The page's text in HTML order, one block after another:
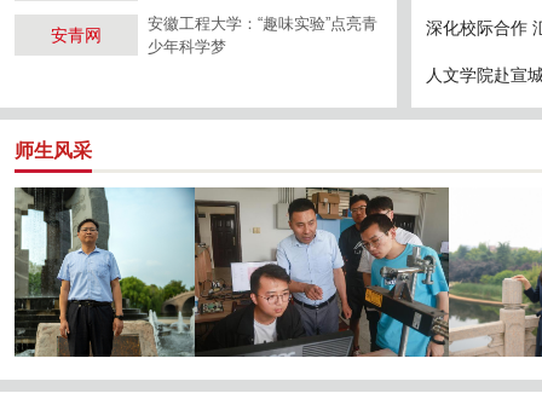
安青网
安徽工程大学：“趣味实验”点亮青
少年科学梦
深化校际合作
人文学院赴宣
师生风采